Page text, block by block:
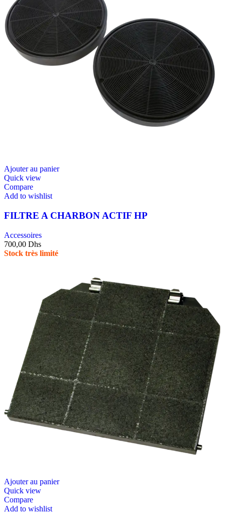
Ajouter au panier
Quick view
Compare
Add to wishlist
FILTRE A CHARBON ACTIF HP
Accessoires
700,00 Dhs
Stock très limité
Ajouter au panier
Quick view
Compare
Add to wishlist